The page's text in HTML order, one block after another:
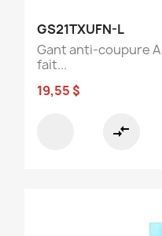
GS21TXUFN-L
Gant anti-coupure
fait...
19,55 $
compare_arrows